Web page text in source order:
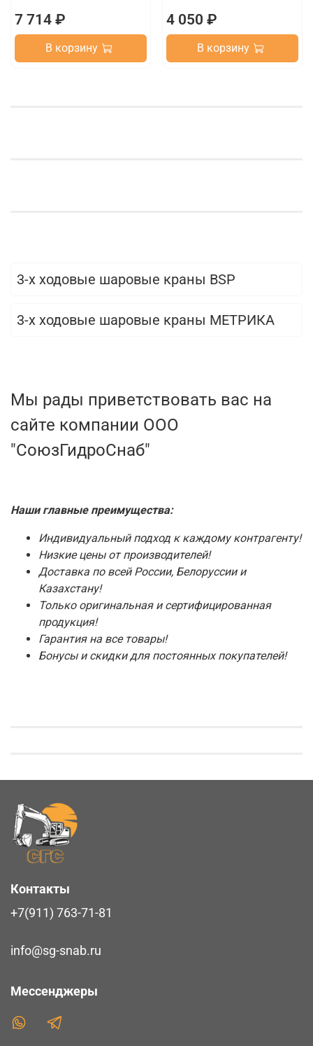
7 714 ₽
В корзину
4 050 ₽
В корзину
3-х ходовые шаровые краны BSP
3-х ходовые шаровые краны МЕТРИКА
Мы рады приветствовать вас на
сайте компании ООО
"СоюзГидроСнаб"
Наши главные преимущества:
Индивидуальный подход к каждому контрагенту!
Низкие цены от производителей!
Доставка по всей России, Белоруссии и
Казахстану!
Только оригинальная и сертифицированная
продукция!
Гарантия на все товары!
Бонусы и скидки для постоянных покупателей!
Контакты
+7(911) 763-71-81
info@sg-snab.ru
Мессенджеры